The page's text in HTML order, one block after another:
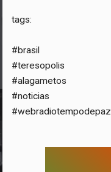
tags:
#brasil
#teresopolis
#alagametos
#noticias
#webradiotempodepaz